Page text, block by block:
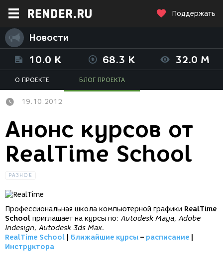
Поддержать
Новости
10.0 K 68.3 K 32.0 M
О ПРОЕКТЕ БЛОГ ПРОЕКТА
19.10.2012
Анонс курсов от
RealTime School
РАЗНОЕ
Профессиональная школа компьютерной графики RealTime
School приглашает на курсы по: Autodesk Maya, Adobe
Indesign, Autodesk 3ds Max.
RealTime School
Ближайшие курсы – расписание
Инструктора